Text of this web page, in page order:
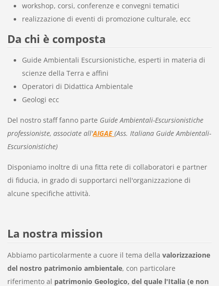
workshop, corsi, conferenze e convegni tematici
realizzazione di eventi di promozione culturale, ecc
Da chi è composta
Guide Ambientali Escursionistiche, esperti in materia di
scienze della Terra e affini
Operatori di Didattica Ambientale
Geologi ecc
Del nostro staff fanno parte Guide Ambientali-Escursionistiche
professioniste, associate all'AIGAE (Ass. Italiana Guide Ambientali-
Escursionistiche)
Disponiamo inoltre di una fitta rete di collaboratori e partner
di fiducia, in grado di supportarci nell'organizzazione di
alcune specifiche attività.
La nostra mission
Abbiamo particolarmente a cuore il tema della valorizzazione
del nostro patrimonio ambientale, con particolare
riferimento al patrimonio Geologico, del quale l'Italia (e non